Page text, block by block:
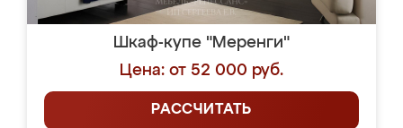
Шкаф-купе "Меренги"
Цена: от 52 000 руб.
РАССЧИТАТЬ